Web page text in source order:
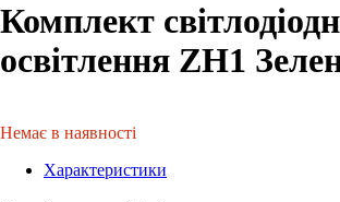
Комплект
освітлення ZH1
Немає в наявності
Характеристики